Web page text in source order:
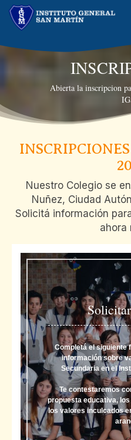
Abierta la inscripcion
Nuestro Colegio se
Nuñez, Ciudad
Solicitá información
ahora
Completá el siguiente
información sobre
Secundaria en el
Te contestaremos
propuesta educativa,
los valores inculcados